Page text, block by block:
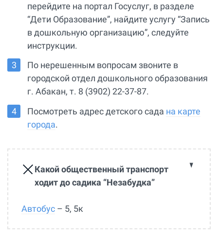
перейдите на портал Госуслуг, в разделе
“Дети Образование”, найдите услугу “Запись
в дошкольную организацию”, следуйте
инструкции.
По нерешенным вопросам звоните в
городской отдел дошкольного образования
г. Абакан, т. 8 (3902) 22-37-87.
Посмотреть адрес детского сада на карте
города.
Какой общественный транспорт
ходит до садика “Незабудка”
Автобус – 5, 5к